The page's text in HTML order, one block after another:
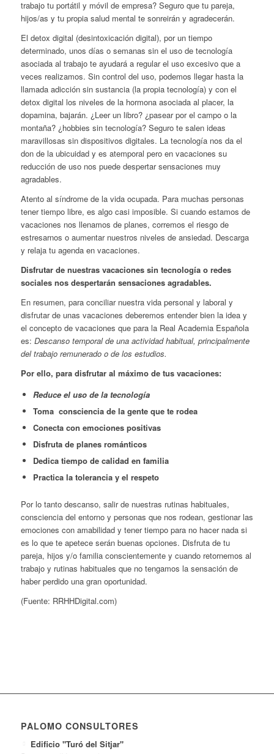
trabajo tu portátil y móvil de empresa? Seguro que tu pareja,
hijos/as y tu propia salud mental te sonreirán y agradecerán.
El detox digital (desintoxicación digital), por un tiempo
determinado, unos días o semanas sin el uso de tecnología
asociada al trabajo te ayudará a regular el uso excesivo que a
veces realizamos. Sin control del uso, podemos llegar hasta la
llamada adicción sin sustancia (la propia tecnología) y con el
detox digital los niveles de la hormona asociada al placer, la
dopamina, bajarán. ¿Leer un libro? ¿pasear por el campo o la
montaña? ¿hobbies sin tecnología? Seguro te salen ideas
maravillosas sin dispositivos digitales. La tecnología nos da el
don de la ubicuidad y es atemporal pero en vacaciones su
reducción de uso nos puede despertar sensaciones muy
agradables.
Atento al síndrome de la vida ocupada. Para muchas personas
tener tiempo libre, es algo casi imposible. Si cuando estamos de
vacaciones nos llenamos de planes, corremos el riesgo de
estresarnos o aumentar nuestros niveles de ansiedad. Descarga
y relaja tu agenda en vacaciones.
Disfrutar de nuestras vacaciones sin tecnología o redes
sociales nos despertarán sensaciones agradables.
En resumen, para conciliar nuestra vida personal y laboral y
disfrutar de unas vacaciones deberemos entender bien la idea y
el concepto de vacaciones que para la Real Academia Española
es: Descanso temporal de una actividad habitual, principalmente
del trabajo remunerado o de los estudios.
Por ello, para disfrutar al máximo de tus vacaciones:
Reduce el uso de la tecnología
Toma consciencia de la gente que te rodea
Conecta con emociones positivas
Disfruta de planes románticos
Dedica tiempo de calidad en familia
Practica la tolerancia y el respeto
Por lo tanto descanso, salir de nuestras rutinas habituales,
consciencia del entorno y personas que nos rodean, gestionar las
emociones con amabilidad y tener tiempo para no hacer nada si
es lo que te apetece serán buenas opciones. Disfruta de tu
pareja, hijos y/o familia conscientemente y cuando retornemos al
trabajo y rutinas habituales que no tengamos la sensación de
haber perdido una gran oportunidad.
(Fuente: RRHHDigital.com)
PALOMO CONSULTORES
Edificio "Turó del Sitjar"